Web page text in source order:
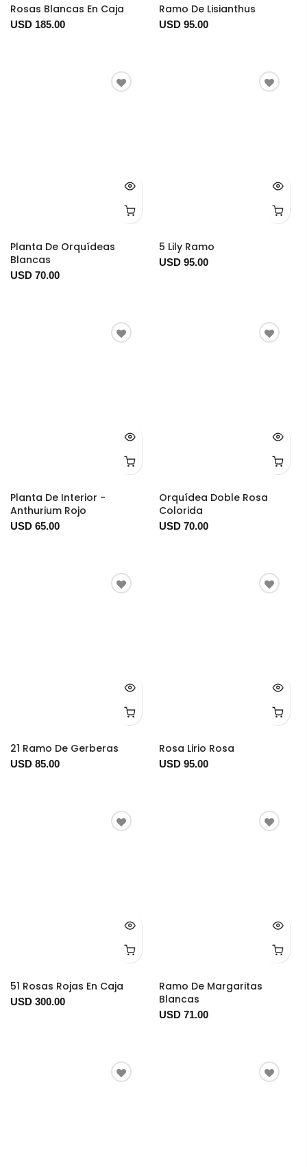
Rosas Blancas En Caja
USD 185.00
Ramo De Lisianthus
USD 95.00
Planta De Orquídeas
Blancas
USD 70.00
5 Lily Ramo
USD 95.00
Planta De Interior -
Anthurium Rojo
USD 65.00
Orquídea Doble Rosa
Colorida
USD 70.00
21 Ramo De Gerberas
USD 85.00
Rosa Lirio Rosa
USD 95.00
51 Rosas Rojas En Caja
USD 300.00
Ramo De Margaritas
Blancas
USD 71.00